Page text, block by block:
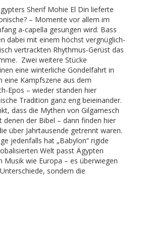
Sherif Mohie El Din lieferte
– Momente vor allem im
a-capella gesungen wird. Bass
dabei mit einem höchst vergnüglich-
vertrackten Rhythmus-Gerüst das
Zwei weitere Stücke
eine winterliche Gondelfahrt in
eine Kampfszene aus dem
Epos – wieder standen hier
Tradition ganz eng beieinander.
dass die Mythen von Gilgamesch
denen der Bibel – dann finden hier
über Jahrtausende getrennt waren.
jedenfalls hat „Babylon“ rigide
Welt passt Ägypten
Musik wie Europa – es überwiegen
sondern die